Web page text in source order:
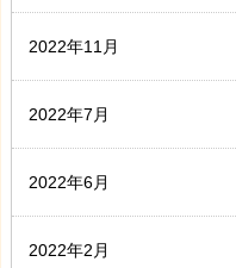
2022年11月
2022年7月
2022年6月
2022年2月